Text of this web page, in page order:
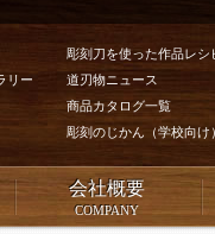
リー
彫刻刀を使った作品レシ
道刃物ニュース
商品カタログ一覧
彫刻のじかん（学校向け）
会社概要
COMPANY